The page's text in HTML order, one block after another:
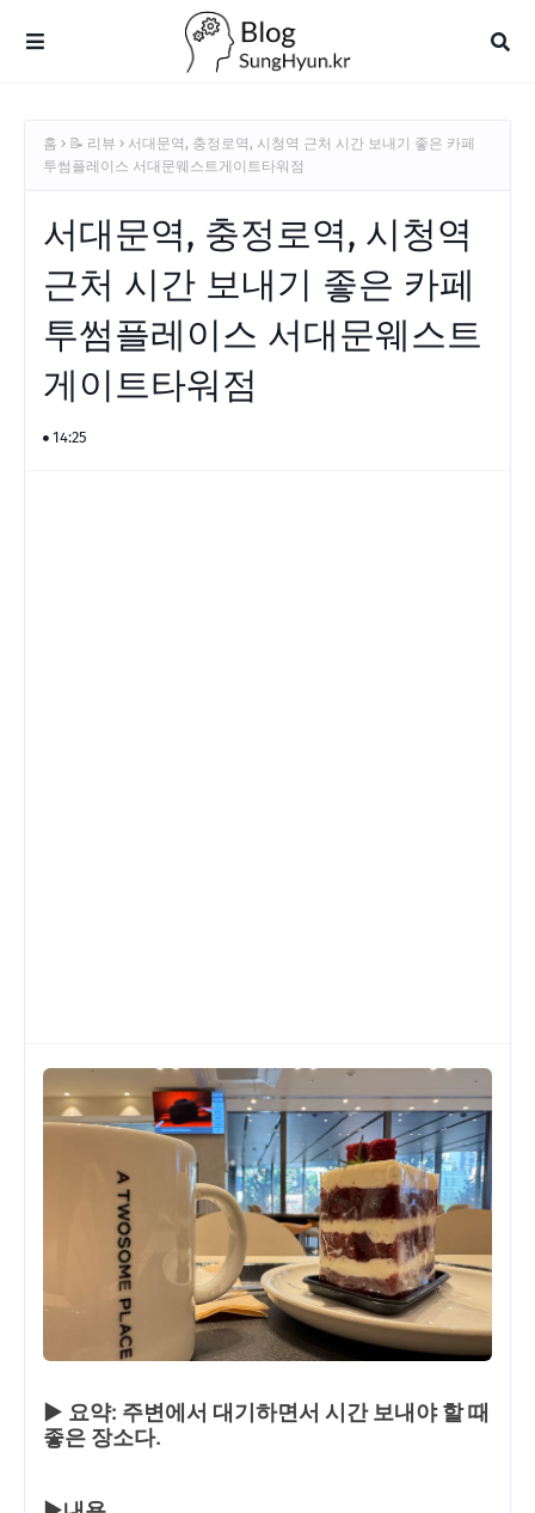
홈 📝 리뷰
서대문역, 충정로역, 시청역 근처 시간 보내기 좋은 카페
투썸플레이스 서대문웨스트게이트타워점
서대문역, 충정로역, 시청역
근처 시간 보내기 좋은 카페
투썸플레이스 서대문웨스트
게이트타워점
14:25
▶ 요약: 주변에서 대기하면서 시간 보내야 할 때
좋은 장소다.